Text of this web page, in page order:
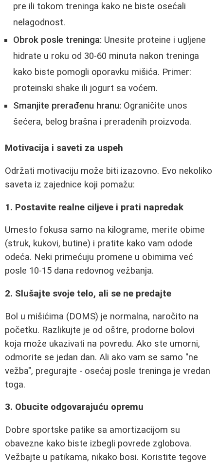
pre ili tokom treninga kako ne biste osećali
nelagodnost.
Obrok posle treninga: Unesite proteine i ugljene
hidrate u roku od 30-60 minuta nakon treninga
kako biste pomogli oporavku mišića. Primer:
proteinski shake ili jogurt sa voćem.
Smanjite prerađenu hranu: Ograničite unos
šećera, belog brašna i preradenih proizvoda.
Motivacija i saveti za uspeh
Održati motivaciju može biti izazovno. Evo nekoliko
saveta iz zajednice koji pomažu:
1. Postavite realne ciljeve i prati napredak
Umesto fokusa samo na kilograme, merite obime
(struk, kukovi, butine) i pratite kako vam odode
odeća. Neki primećuju promene u obimima već
posle 10-15 dana redovnog vežbanja.
2. Slušajte svoje telo, ali se ne predajte
Bol u mišićima (DOMS) je normalna, naročito na
početku. Razlikujte je od oštre, prodorne bolovi
koja može ukazivati na povredu. Ako ste umorni,
odmorite se jedan dan. Ali ako vam se samo "ne
vežba", pregurajte - osećaj posle treninga je vredan
toga.
3. Obucite odgovarajuću opremu
Dobre sportske patike sa amortizacijom su
obavezne kako biste izbegli povrede zglobova.
Vežbajte u patikama, nikako bosi. Koristite tegove